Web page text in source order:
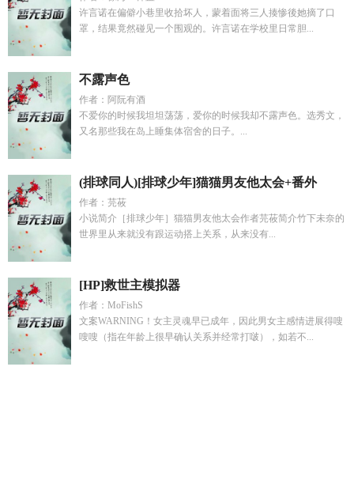
许言诺在偏僻小巷里收拾坏人，蒙着面将三人揍惨後她摘了口
罩，结果竟然碰见一个围观的。许言诺在学校里日常胆...
不露声色
作者：阿阮有酒
不爱你的时候我坦坦荡荡，爱你的时候我却不露声色。选秀文，
又名那些我在岛上睡集体宿舍的日子。...
(排球同人)[排球少年]猫猫男友他太会+番外
作者：芫莜
小说简介［排球少年］猫猫男友他太会作者芫莜简介竹下未奈的
世界里从来就没有跟运动搭上关系，从来没有...
[HP]救世主模拟器
作者：MoFishS
文案WARNING！女主灵魂早已成年，因此男女主感情进展得嗖
嗖嗖（指在年龄上很早确认关系并经常打啵），如若不...